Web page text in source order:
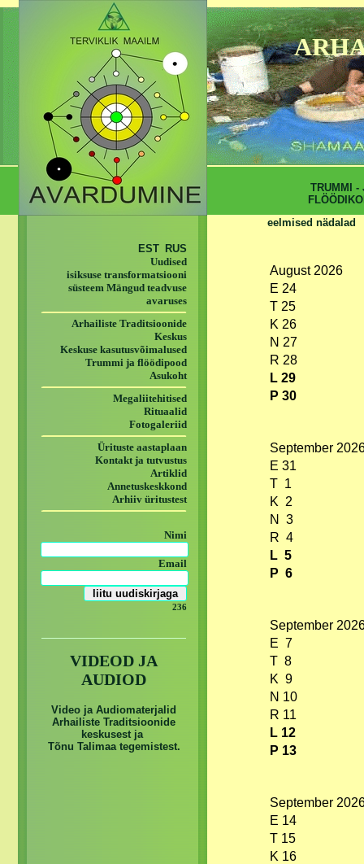
eelmised nädalad
August 2026
E 24
T 25
K 26
N 27
R 28
L 29
P 30
September
E 31
T 1
K 2
N 3
R 4
L 5
P 6
September
E 7
T 8
K 9
N 10
R 11
L 12
P 13
September
E 14
T 15
K 16
EST RUS
Uudised
isiksuse transformatsiooni
süsteem Mängud teadvuse
avaruses
Arhailiste Traditsioonide
Keskus
Keskuse kasutusvõimalused
Trummi ja flöödipood
Asukoht
Megaliitehitised
Rituaalid
Fotogaleriid
Ürituste aastaplaan
Kontakt ja tutvustus
Artiklid
Annetuskeskkond
Arhiiv üritustest
Nimi
Email
236
VIDEOD JA
AUDIOD
Video ja Audiomaterjalid
Arhailiste Traditsioonide
keskusest ja
Tõnu Talimaa tegemistest.
TRUMMI -